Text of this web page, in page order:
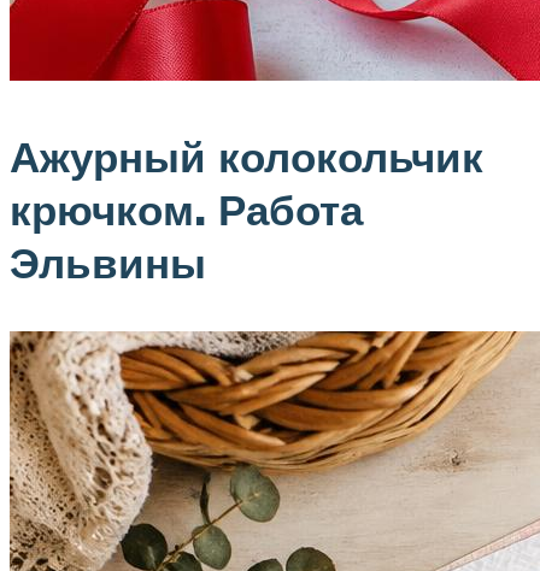
Ажурный колокольчик
крючком. Работа
Эльвины